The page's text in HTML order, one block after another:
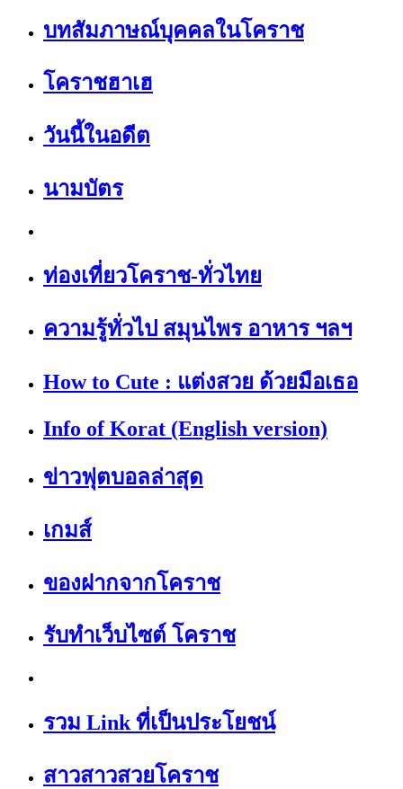
บทสัมภาษณ์บุคคลในโคราช
โคราชฮาเฮ
วันนี้ในอดีต
นามบัตร
ท่องเที่ยวโคราช-ทั่วไทย
ความรู้ทั่วไป สมุนไพร อาหาร ฯลฯ
How to Cute : แต่งสวย ด้วยมือเธอ
Info of Korat (English version)
ข่าวฟุตบอลล่าสุด
เกมส์
ของฝากจากโคราช
รับทำเว็บไซต์ โคราช
รวม Link ที่เป็นประโยชน์
สาวสาวสวยโคราช